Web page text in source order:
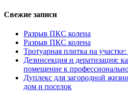
Свежие записи
Разрыв ПКС колена
Разрыв ПКС колена
Тротуарная плитка на
Дезинсекция и дератизация:
помещение к
Дуплекс для загородной
дом и поселок